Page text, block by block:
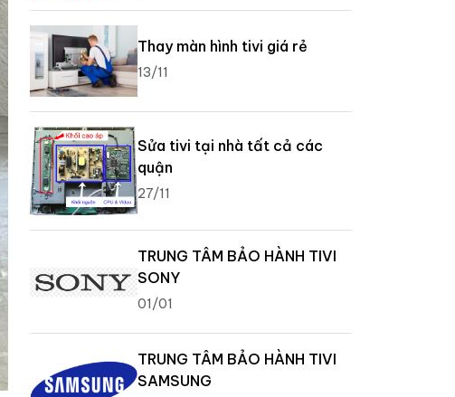
Thay màn hình tivi giá rẻ
13/11
Sửa tivi tại nhà tất cả các
quận
27/11
TRUNG TÂM BẢO HÀNH TIVI
SONY
01/01
TRUNG TÂM BẢO HÀNH TIVI
SAMSUNG